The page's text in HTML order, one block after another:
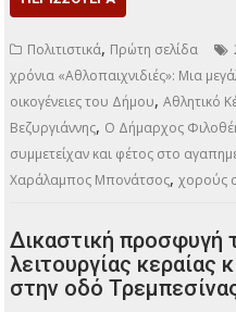
Πολιτιστικά, Πρώτη σελίδα
χρόνια «Αθλοπαιχνιδιές»: Μια
οικογένειες του Δήμου,Αθλητικό
Βεζυργιάννης, Ο Δήμαρχος
συμμετείχαν και φέτος στο
Χαράλαμπος Μπονάτσος,χορούς
Δικαστική προσφυγή
λειτουργίας κεραίας
στην οδό